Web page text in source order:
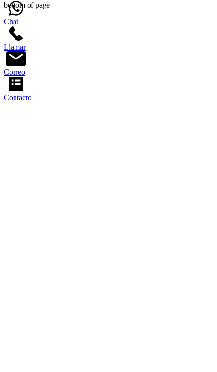
Chat
Llamar
Correo
Contacto
bottom of page